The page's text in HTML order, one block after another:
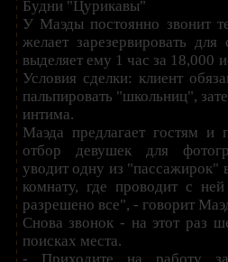
Будни "Цурикавы"
У Маэды постоянно звонит
желает зарезервировать
выделяет ему 1 час за 18,000
Условия сделки: клиент
пальпировать "школьниц",
интима.
Маэда предлагает гостям и
отбор девушек для
уводит одну из "пассажирок"
комнату, где проводит с
разрешено все", - говорит
Снова звонок - на этот раз
поисках места.